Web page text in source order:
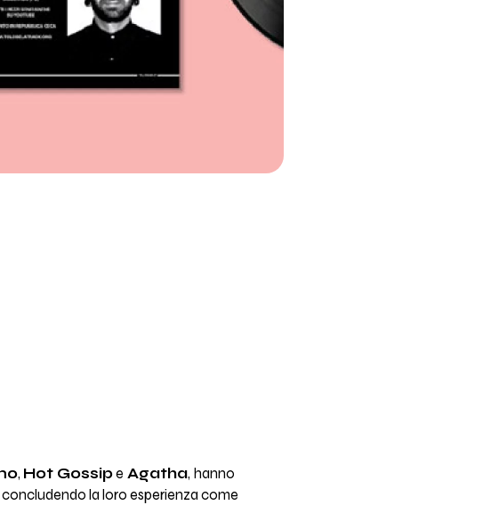
, Hot Gossipe Agatha, hanno
concludendo la loro esperienza come